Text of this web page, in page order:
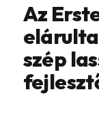
Az
szép